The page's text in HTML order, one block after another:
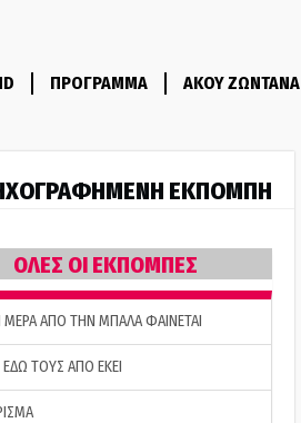
ΠΡΟΓΡΑΜΜΑ ΑΚΟΥ ΖΩΝΤΑΝΑ
ΕΚΠΟΜΠΗ
ΟΛΕΣ ΟΙ ΕΚΠΟΜΠΕΣ
ΜΕΡΑ ΑΠΟ ΤΗΝ ΜΠΑΛΑ ΦΑΙΝΕΤΑΙ
ΤΟΥΣ ΑΠΟ ΕΚΕΙ